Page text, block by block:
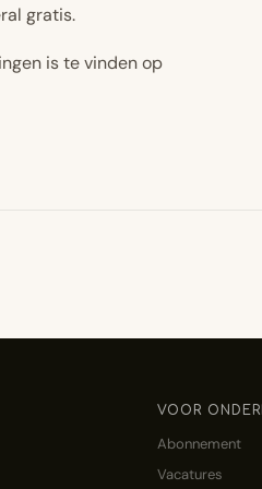
gratis.
is te vinden op
VOOR
Abonnement
Vacatures